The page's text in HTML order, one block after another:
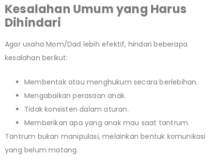
Kesalahan Umum yang Harus
Dihindari
Agar usaha Mom/Dad lebih efektif, hindari beberapa
kesalahan berikut:
Membentak atau menghukum secara berlebihan.
Mengabaikan perasaan anak.
Tidak konsisten dalam aturan.
Memberikan apa yang anak mau saat tantrum.
Tantrum bukan manipulasi, melainkan bentuk komunikasi
yang belum matang.